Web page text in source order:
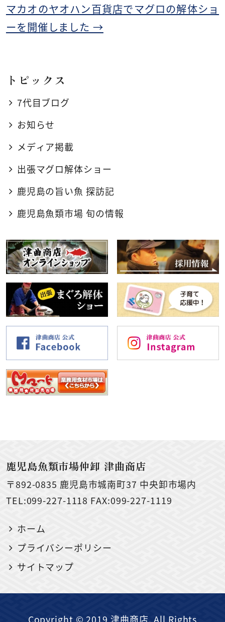
マカオのヤオハン百貨店でマグロの解体ショ
ーを開催しました→
トピックス
7代目ブログ
お知らせ
メディア掲載
出張マグロ解体ショー
鹿児島の旨い魚 探訪記
鹿児島魚類市場 旬の情報
鹿児島魚類市場仲卸 津曲商店
〒892-0835 鹿児島市城南町37 中央卸市場内
TEL:099-227-1118 FAX:099-227-1119
ホーム
プライバシーポリシー
サイトマップ
Copyright © 2019 津曲商店. All Rights